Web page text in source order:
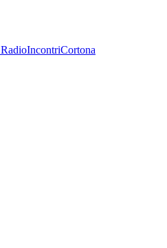
RadioIncontriCortona